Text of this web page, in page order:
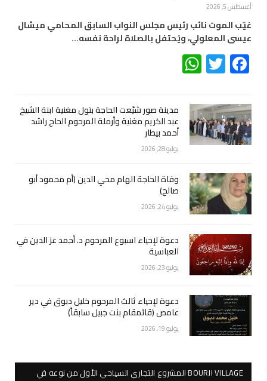
أغسطس 5, 2026
غيّب الموت نائب رئيس مجلس النواب السابق المحامي ميشال
عيسى المعلولي، ويُحتفل بالصلاة لراحة نفسه…
Facebook
Twitter
مدينة صور شيّعت الحاجة بتول مغنية ابنة الشيخ
عبد الكريم مغنية وأرملة المرحوم الحاج راشد
أحمد بيطار
يوليو 28, 2026
وفاة الحاجة الهام محي الدين (أم محمود أبو
صالح)
يوليو 24, 2026
دعوة لإحياء اسبوع المرحوم د. أحمد عز الدين في
العباسية
يوليو 23, 2026
دعوة لإحياء ثالث المرحوم خليل دبوق في دير
عامص (قائمقام بنت جبيل سابقاً)
يوليو 19, 2026
BOURJI VILLAGE المشروع التجاري السياحي الأول من نوعه في